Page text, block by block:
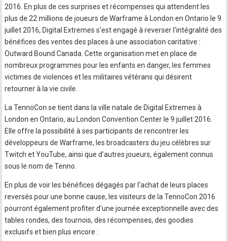
2016. En plus de ces surprises et récompenses qui attendent les
plus de 22 millions de joueurs de Warframe à London en Ontario le 9
juillet 2016, Digital Extremes s'est engagé à reverser l'intégralité des
bénéfices des ventes des places à une association caritative :
Outward Bound Canada. Cette organisation met en place de
nombreux programmes pour les enfants en danger, les femmes
victimes de violences et les militaires vétérans qui désirent
retourner à la vie civile.
La TennoCon se tient dans la ville natale de Digital Extremes à
London en Ontario, au London Convention Center le 9 juillet 2016.
Elle offre la possibilité à ses participants de rencontrer les
développeurs de Warframe, les broadcasters du jeu célèbres sur
Twitch et YouTube, ainsi que d'autres joueurs, également connus
sous le nom de Tenno.
En plus de voir les bénéfices dégagés par l'achat de leurs places
reversés pour une bonne cause, les visiteurs de la TennoCon 2016
pourront également profiter d'une journée exceptionnelle avec des
tables rondes, des tournois, des récompenses, des goodies
exclusifs et bien plus encore :